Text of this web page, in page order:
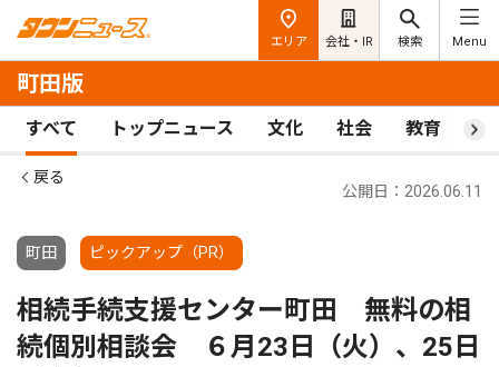
エリア 会社・IR 検索 Menu
町田版
すべて トップニュース 文化 社会 教育 ス
戻る
町田 ピックアップ（PR）
公開日：2026.06.11
相続手続支援センター町田 無料の相
続個別相談会 ６月23日（火）、25日